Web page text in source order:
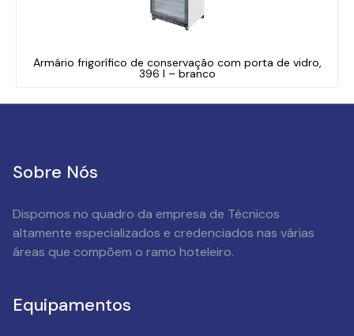
Armário frigorífico de conservação com porta de vidro,
396 l – branco
Sobre Nós
Dispomos no quadro da empresa de Técnicos
altamente especializados e credenciados nas várias
áreas que compõem o ramo hoteleiro.
Equipamentos